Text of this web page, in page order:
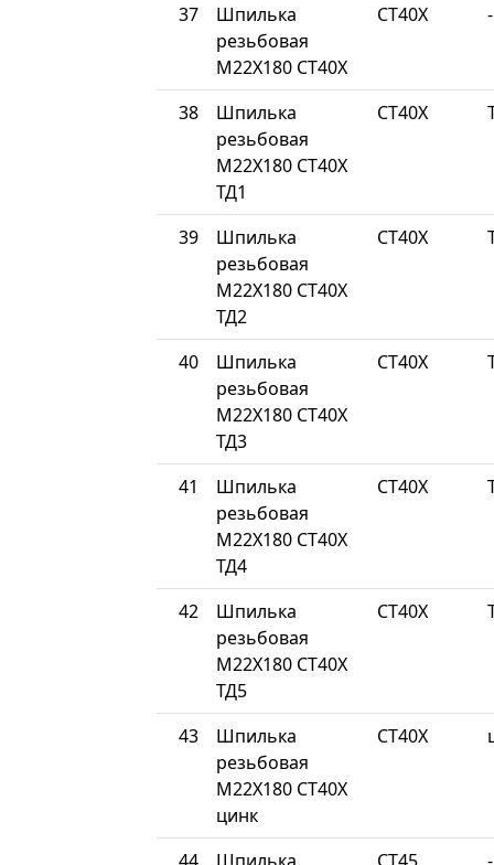
37
Шпилька
резьбовая
М22Х180 СТ40Х
СТ40Х -
38
Шпилька
резьбовая
М22Х180 СТ40Х
ТД1
СТ40Х
39
Шпилька
резьбовая
М22Х180 СТ40Х
ТД2
СТ40Х
40
Шпилька
резьбовая
М22Х180 СТ40Х
ТД3
СТ40Х
41
Шпилька
резьбовая
М22Х180 СТ40Х
ТД4
СТ40Х
42
Шпилька
резьбовая
М22Х180 СТ40Х
ТД5
СТ40Х
43
Шпилька
резьбовая
М22Х180 СТ40Х
цинк
СТ40Х